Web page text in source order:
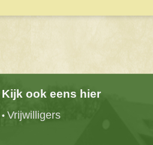
Kijk ook eens hier
•Vrijwilligers